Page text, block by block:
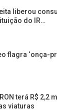
liberou
do IR…
flagra ‘onça-
terá R$ 2,2
viaturas